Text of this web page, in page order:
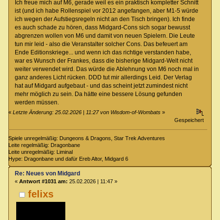
Ich freue mich auf M6, gerade weil es ein praktisch kompletter Schnitt
ist (und ich habe Rollenspiel vor 2012 angefangen, aber M1-5 würde
ich wegen der Aufstiegsregeln nicht an den Tisch bringen). Ich finde
es auch schade zu hören, dass Midgard-Cons sich sogar bewusst
abgrenzen wollen von M6 und damit von neuen Spielern. Die Leute
tun mir leid - also die Veranstalter solcher Cons. Das befeuert am
Ende Editionskriege... und wenn ich das richtige verstanden habe,
war es Wunsch der Frankes, dass die bisherige Midgard-Welt nicht
weiter verwendet wird. Das würde die Ablehnung von M6 noch mal in
ganz anderes Licht rücken. DDD tut mir allerdings Leid. Der Verlag
hat auf Midgard aufgebaut - und das scheint jetzt zumindest nicht
mehr möglich zu sein. Da hätte eine bessere Lösung gefunden
werden müssen.
«Letzte Änderung: 25.02.2026 | 11:27 von Wisdom-of-Wombats »
Gespeichert
Spiele unregelmäßig: Dungeons & Dragons, Star Trek Adventures
Leite regelmäßig: Dragonbane
Leite unregelmäßig: Liminal
Hype: Dragonbane und dafür Ereb Altor, Midgard 6
felixs
Re: Neues von Midgard
« Antwort #1031 am: 25.02.2026 | 11:47 »